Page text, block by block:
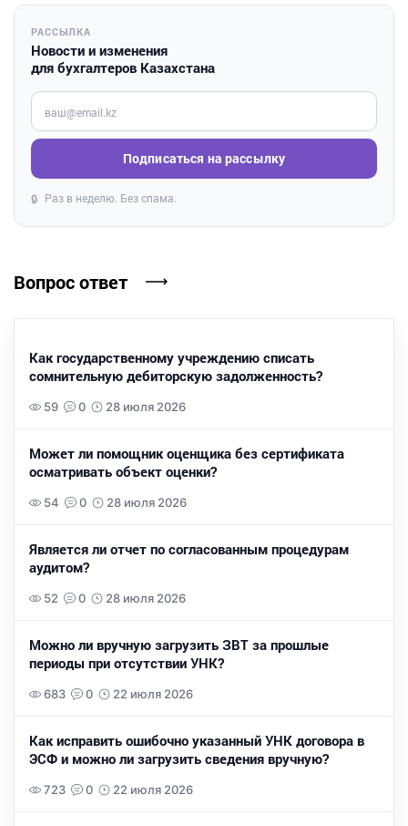
РАССЫЛКА
Новости и изменения
для бухгалтеров Казахстана
Введите ваш e-mail
Подписаться на рассылку
🔒 Раз в неделю. Без спама.
Вопрос ответ
Как государственному учреждению списать
сомнительную дебиторскую задолженность?
59 0 28 июля 2026
Может ли помощник оценщика без сертификата
осматривать объект оценки?
54 0 28 июля 2026
Является ли отчет по согласованным процедурам
аудитом?
52 0 28 июля 2026
Можно ли вручную загрузить ЗВТ за прошлые
периоды при отсутствии УНК?
683 0 22 июля 2026
Как исправить ошибочно указанный УНК договора в
ЭСФ и можно ли загрузить сведения вручную?
723 0 22 июля 2026